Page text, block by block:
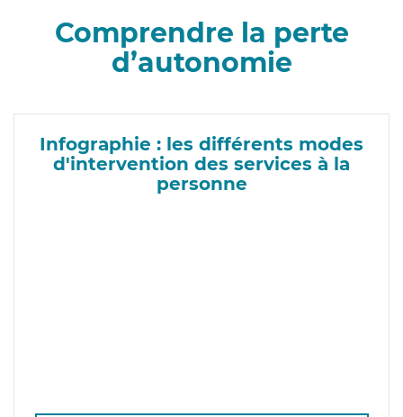
Comprendre la perte
d’autonomie
Infographie : les différents modes
d'intervention des services à la
personne